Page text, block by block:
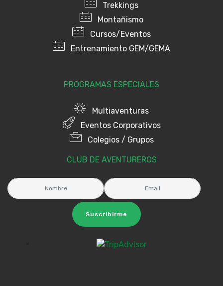
Trekkings
Montañismo
Cursos/Eventos
Entrenamiento GEM/GEMA
PROGRAMAS ESPECIALES
Multiaventuras
Eventos Corporativos
Colegios / Grupos
CLUB DE AVENTUREROS
Suscribirme